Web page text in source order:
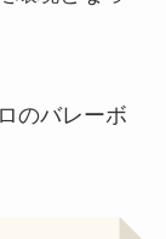
のバレーボ